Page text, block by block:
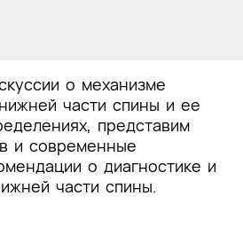
о механизме
части спины и ее
представим
и современные
о диагностике и
части спины.